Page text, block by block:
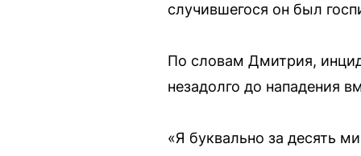
случившегося он был
По словам Дмитрия,
незадолго до нападения
«Я буквально за десять